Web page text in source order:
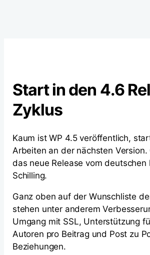
Start in den 4.6
Zyklus
Kaum ist WP 4.5 veröffentlich,
Arbeiten an der nächsten Version.
das neue Release vom deutschen
Schilling.
Ganz oben auf der Wunschliste
stehen unter anderem
Umgang mit SSL, Unterstützung
Autoren pro Beitrag und Post zu
Beziehungen.